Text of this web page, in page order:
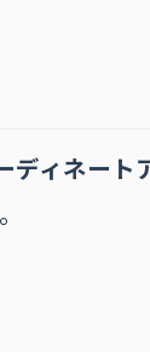
ディネート